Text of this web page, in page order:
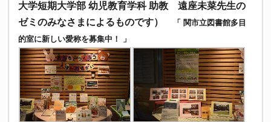
大学短期大学部 幼児教育学科 助教 遠座未菜先生の
ゼミのみなさまによるものです）
「 関市立図書館多目
的室に新しい愛称を募集中！ 」